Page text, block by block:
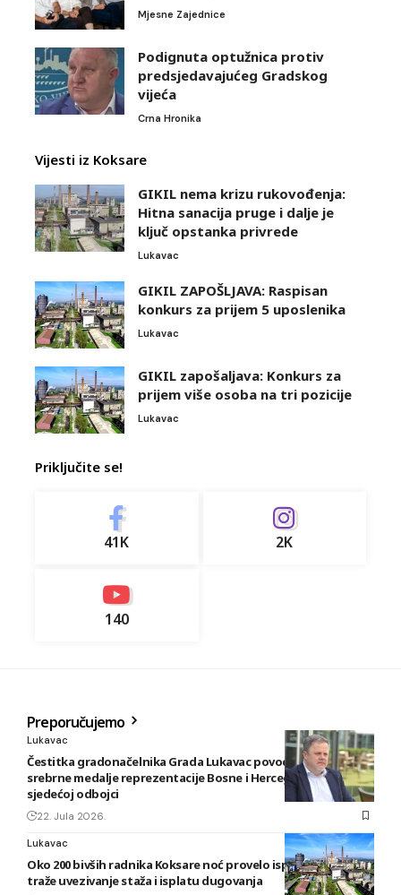
Mjesne Zajednice
Podignuta optužnica protiv
predsjedavajućeg Gradskog
vijeća
Crna Hronika
Vijesti iz Koksare
GIKIL nema krizu rukovođenja:
Hitna sanacija pruge i dalje je
ključ opstanka privrede
Lukavac
GIKIL ZAPOŠLJAVA: Raspisan
konkurs za prijem 5 uposlenika
Lukavac
GIKIL zapošaljava: Konkurs za
prijem više osoba na tri pozicije
Lukavac
Priključite se!
41K 2K
140
Preporučujemo
Lukavac
Čestitka gradonačelnika Grada Lukavac povodom osvajanja
srebrne medalje reprezentacije Bosne i Hercegovine u
sjedećoj odbojci
22. Jula 2026.
Lukavac
Oko 200 bivših radnika Koksare noć provelo ispred fabrike,
traže uvezivanje staža i isplatu dugovanja